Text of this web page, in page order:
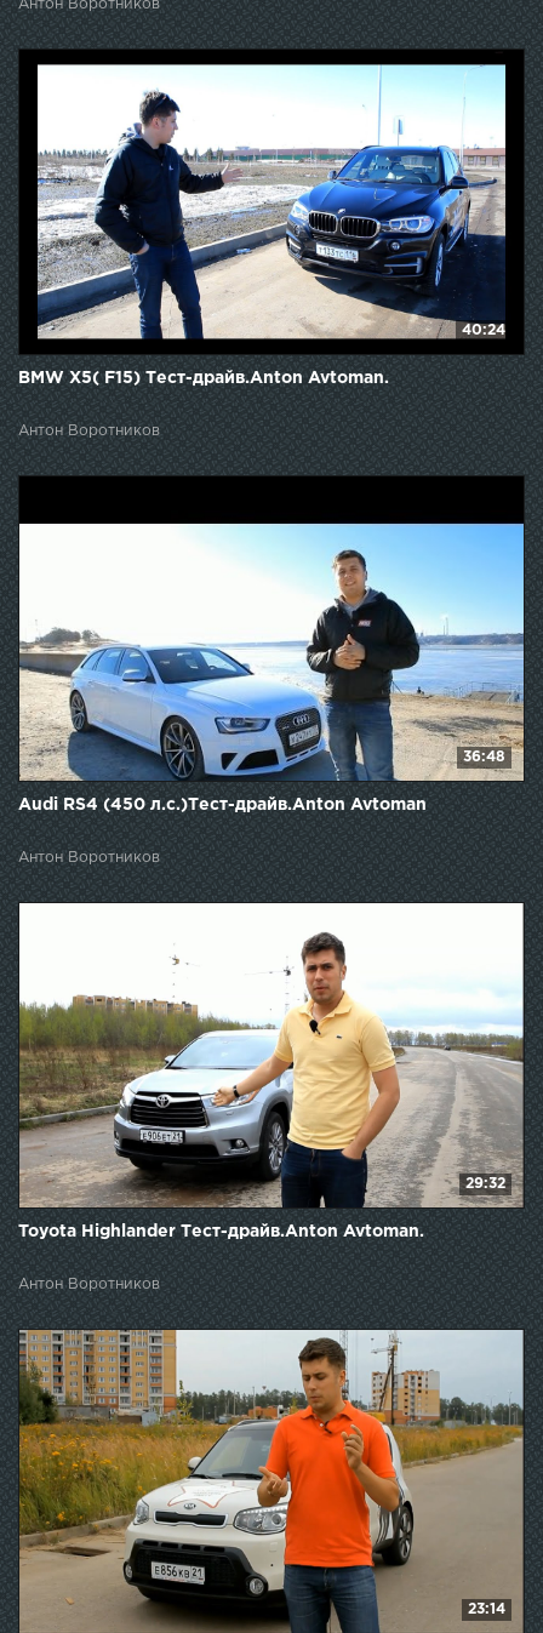
Антон Воротников
40:24
BMW X5( F15) Тест-драйв.Anton Avtoman.
Антон Воротников
36:48
Audi RS4 (450 л.с.)Тест-драйв.Anton Avtoman
Антон Воротников
29:32
Toyota Highlander Тест-драйв.Anton Avtoman.
Антон Воротников
23:14